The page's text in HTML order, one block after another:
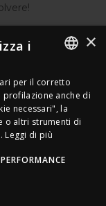
Dario
Napoli
ITALIAN
FRENCH
GERMAN
ENGLISH
×
i
per il corretto
anche di
necessari", la
o altri strumenti di
Leggi di più
PERFORMANCE